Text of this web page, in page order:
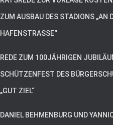
ZUM AUSBAU DES STADIONS „AN
HAFENSTRASSE“
REDE ZUM 100JÄHRIGEN
SCHÜTZENFEST DES
„GUT ZIEL“
DANIEL BEHMENBURG UND